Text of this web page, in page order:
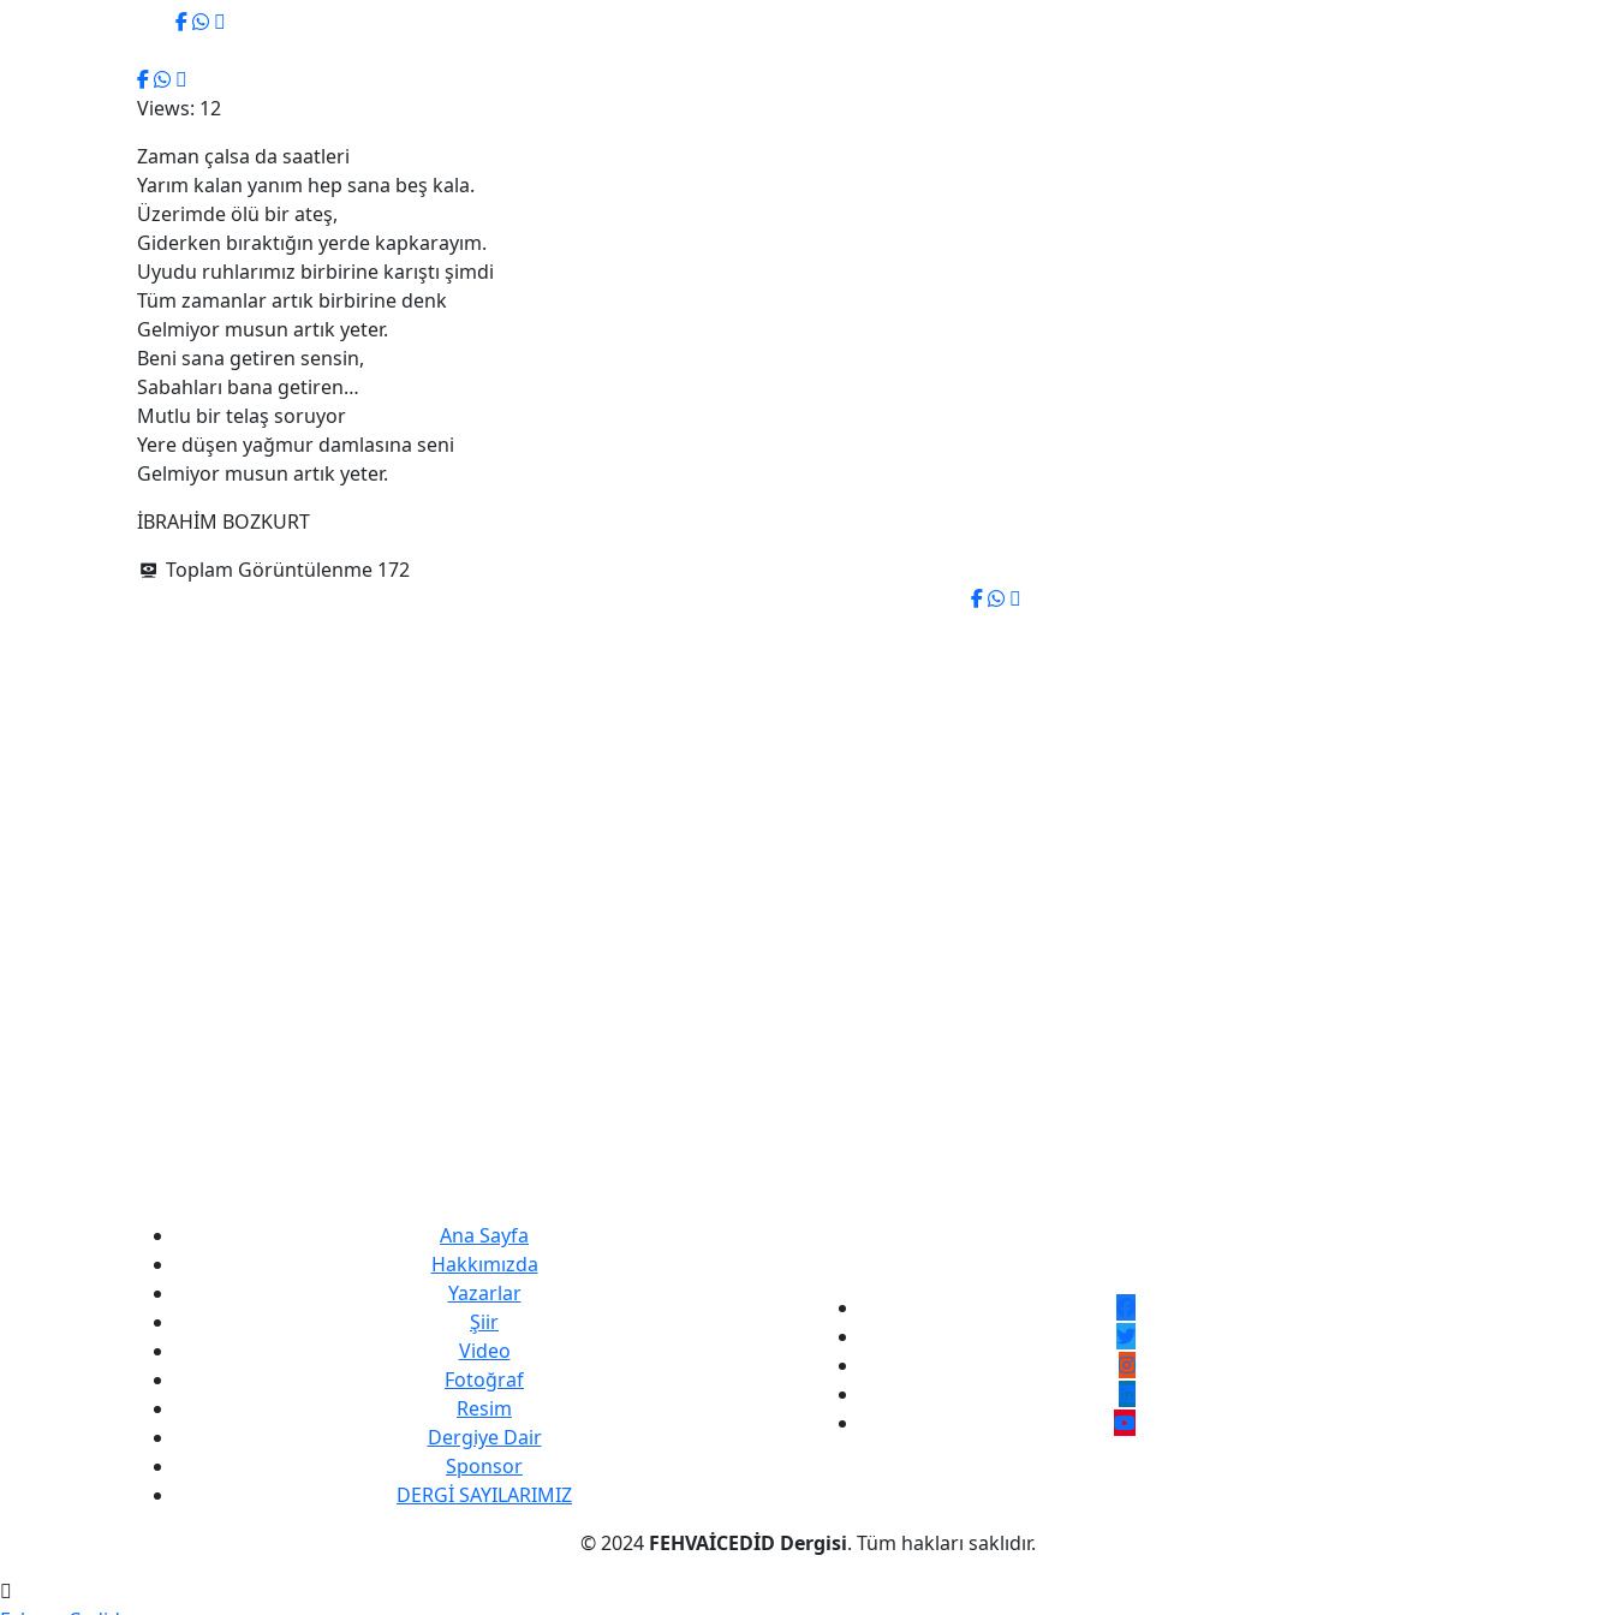
Views: 12
Zaman çalsa da saatleri
Yarım kalan yanım hep sana beş kala.
Üzerimde ölü bir ateş,
Giderken bıraktığın yerde kapkarayım.
Uyudu ruhlarımız birbirine karıştı şimdi
Tüm zamanlar artık birbirine denk
Gelmiyor musun artık yeter.
Beni sana getiren sensin,
Sabahları bana getiren…
Mutlu bir telaş soruyor
Yere düşen yağmur damlasına seni
Gelmiyor musun artık yeter.
İBRAHİM BOZKURT
Toplam Görüntülenme 172
Ana Sayfa
Hakkımızda
Yazarlar
Şiir
Video
Fotoğraf
Resim
Dergiye Dair
Sponsor
DERGİ SAYILARIMIZ
© 2024 FEHVAİCEDİD Dergisi. Tüm hakları saklıdır.